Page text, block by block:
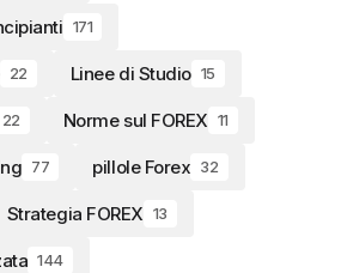
171
22 Linee di Studio 15
22 Norme sul FOREX 11
77 pillole Forex 32
Strategia FOREX 13
144